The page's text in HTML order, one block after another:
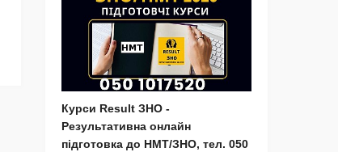
Курси Result ЗНО -
Результативна онлайн
підготовка до НМТ/ЗНО, тел. 050